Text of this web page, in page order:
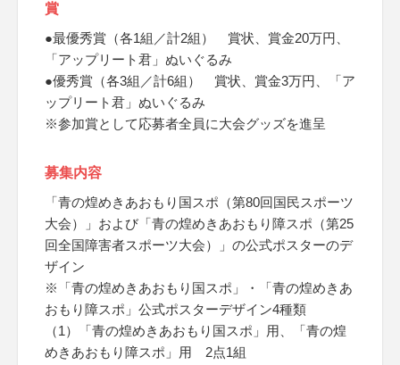
賞
●最優秀賞（各1組／計2組） 賞状、賞金20万円、
「アップリート君」ぬいぐるみ
●優秀賞（各3組／計6組） 賞状、賞金3万円、「ア
ップリート君」ぬいぐるみ
※参加賞として応募者全員に大会グッズを進呈
募集内容
「青の煌めきあおもり国スポ（第80回国民スポーツ
大会）」および「青の煌めきあおもり障スポ（第25
回全国障害者スポーツ大会）」の公式ポスターのデ
ザイン
※「青の煌めきあおもり国スポ」・「青の煌めきあ
おもり障スポ」公式ポスターデザイン4種類
（1）「青の煌めきあおもり国スポ」用、「青の煌
めきあおもり障スポ」用 2点1組